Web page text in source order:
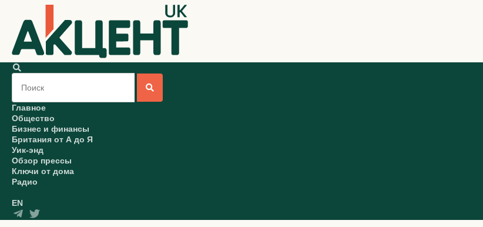
Главное
Общество
Бизнес и финансы
Британия от А до Я
Уик-энд
Обзор прессы
Ключи от дома
Радио
EN